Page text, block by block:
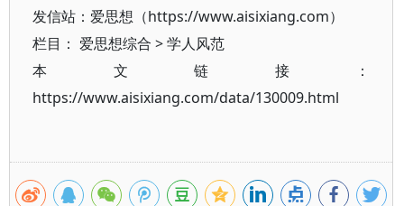
发信站：爱思想（https://www.aisixiang.com）
栏目： 爱思想综合 >学人风范
本文链接：
https://www.aisixiang.com/data/130009.html